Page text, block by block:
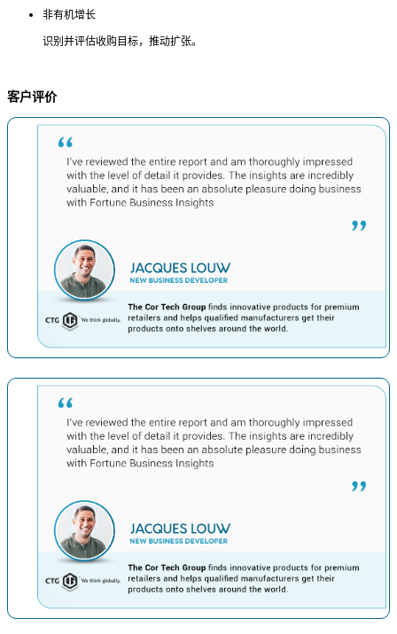
非有机增长
识别并评估收购目标，推动扩张。
客户评价